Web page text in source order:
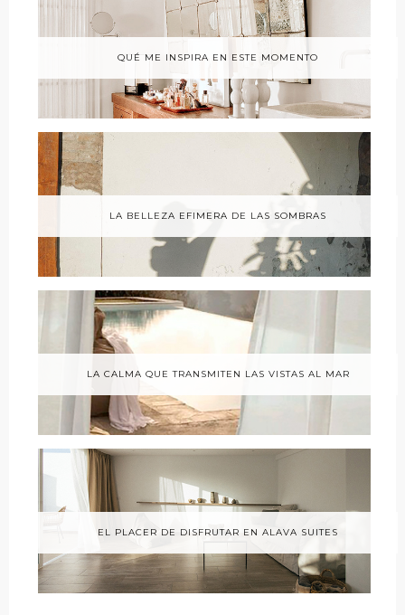
QUÉ ME INSPIRA EN ESTE MOMENTO
LA BELLEZA EFIMERA DE LAS SOMBRAS
LA CALMA QUE TRANSMITEN LAS VISTAS AL MAR
EL PLACER DE DISFRUTAR EN ALAVA SUITES